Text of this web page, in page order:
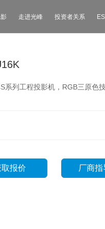
走进光峰 投资者关系
系列工程投影机，RGB三原色
报价 厂商指